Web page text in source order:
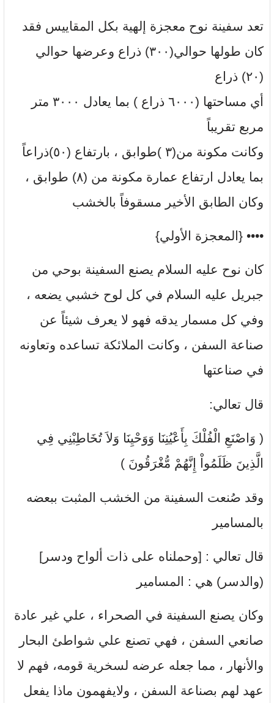
تعد سفينة نوح معجزة إلهية بكل المقاييس فقد
كان طولها حوالي(٣٠٠) ذراع وعرضها حوالي
(٢٠) ذراع
أي مساحتها (٦٠٠٠ ذراع ) بما يعادل ٣٠٠٠ متر
مربع تقريباً
وكانت مكونة من(٣ )طوابق ، بارتفاع (٥٠)ذراعاً
بما يعادل ارتفاع عمارة مكونة من (٨) طوابق ،
وكان الطابق الأخير مسقوفاً بالخشب
•••• {المعجزة الأولي}
كان نوح عليه السلام يصنع السفينة بوحي من
جبريل عليه السلام في كل لوح خشبي يضعه ،
وفي كل مسمار يدقه فهو لا يعرف شيئاً عن
صناعة السفن ، وكانت الملائكة تساعده وتعاونه
في صناعتها
قال تعالي:
( وَاصْنَعِ الْفُلْكَ بِأَعْيُنِنَا وَوَحْيِنَا وَلاَ تُخَاطِبْنِي فِي
الَّذِينَ ظَلَمُواْ إِنَّهُمْ مُّغْرَقُونَ )
وقد صُنعت السفينة من الخشب المثبت ببعضه
بالمسامير
قال تعالي : [وحملناه على ذات ألواح ودسر]
(والدسر) هي : المسامير
وكان يصنع السفينة في الصحراء ، علي غير عادة
صانعي السفن ، فهي تصنع علي شواطئ البحار
والأنهار ، مما جعله عرضه لسخرية قومه، فهم لا
عهد لهم بصناعة السفن ، ولايفهمون ماذا يفعل